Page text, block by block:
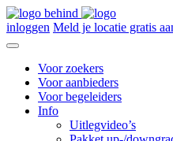
inloggen Meld je locatie gratis
Voor zoekers
Voor aanbieders
Voor begeleiders
Info
Uitlegvideo’s